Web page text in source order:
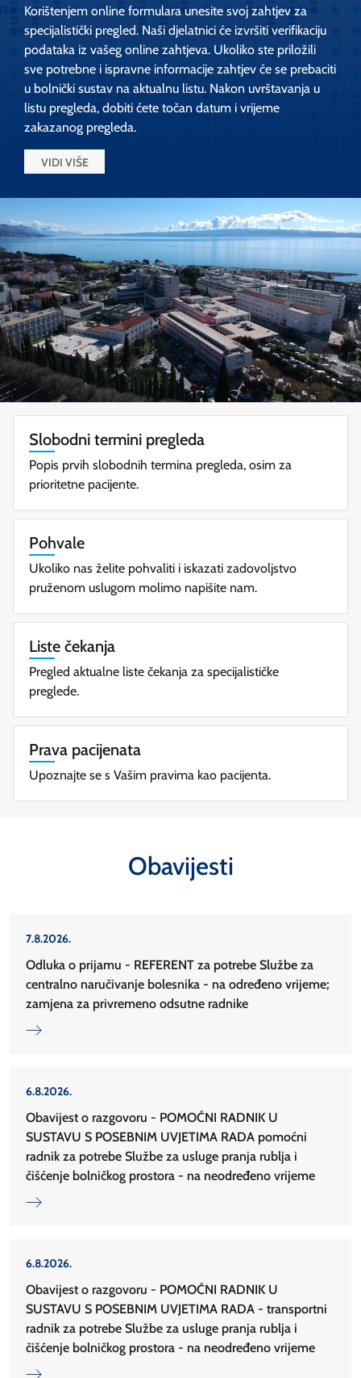
Radiologija
Reanimatologija
Rehabilitacija
Rehabilitacija
Rekonstrukcijska kirurgija
Reprodukcija
Respiracijske bolesti
Reumatologija
Socijalna psihijatrija
Spolne bolesti
Sudska medicina
Toksikologija
Torakalna kirurgija
Transfuzijska medicina
Traumatologija
Trudnoća
Uho
Unutarnje bolesti
Vaskularna kirurgija
Vaskularna neurologija
Znanost
Ženske bolesti
Korištenjem online formulara unesite svoj zahtjev za
specijalistički pregled. Naši djelatnici će izvršiti verifikaciju
podataka iz vašeg online zahtjeva. Ukoliko ste priložili
sve potrebne i ispravne informacije zahtjev će se prebaciti
u bolnički sustav na aktualnu listu. Nakon uvrštavanja u
listu pregleda, dobiti ćete točan datum i vrijeme
zakazanog pregleda.
VIDI VIŠE
Slobodni termini pregleda
Popis prvih slobodnih termina pregleda, osim za
prioritetne pacijente.
Pohvale
Ukoliko nas želite pohvaliti i iskazati zadovoljstvo
pruženom uslugom molimo napišite nam.
Liste čekanja
Pregled aktualne liste čekanja za specijalističke
preglede.
Prava pacijenata
Upoznajte se s Vašim pravima kao pacijenta.
Obavijesti
7.8.2026.
Odluka o prijamu - REFERENT za potrebe Službe za
centralno naručivanje bolesnika - na određeno vrijeme;
zamjena za privremeno odsutne radnike
6.8.2026.
Obavijest o razgovoru - POMOĆNI RADNIK U
SUSTAVU S POSEBNIM UVJETIMA RADA pomoćni
radnik za potrebe Službe za usluge pranja rublja i
čišćenje bolničkog prostora - na neodređeno vrijeme
6.8.2026.
Obavijest o razgovoru - POMOĆNI RADNIK U
SUSTAVU S POSEBNIM UVJETIMA RADA - transportni
radnik za potrebe Službe za usluge pranja rublja i
čišćenje bolničkog prostora - na neodređeno vrijeme